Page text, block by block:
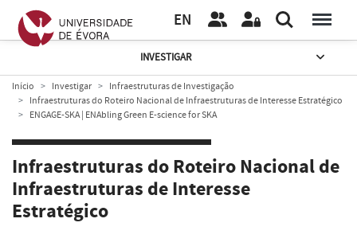
EN
INVESTIGAR
Início Investigar
Infraestruturas de Investigação
Infraestruturas do Roteiro Nacional de Infraestruturas de Interesse Estratégico
ENGAGE-SKA | ENAbling Green E-science for SKA
Infraestruturas do Roteiro Nacional de
Infraestruturas de Interesse
Estratégico